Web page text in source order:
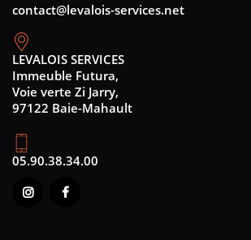
contact@levalois-services.net
LEVALOIS SERVICES
Immeuble Futura,
Voie verte Zi Jarry,
97122 Baie-Mahault
05.90.38.34.00